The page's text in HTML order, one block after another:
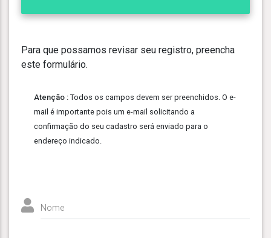
Para que possamos revisar seu registro, preencha
este formulário.
Atenção : Todos os campos devem ser preenchidos. O e-
mail é importante pois um e-mail solicitando a
confirmação do seu cadastro será enviado para o
endereço indicado.
Nome